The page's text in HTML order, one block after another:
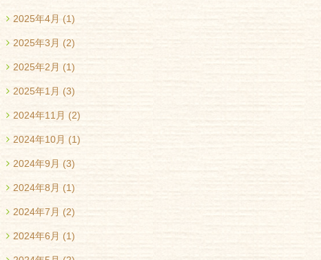
2025年4月 (1)
2025年3月 (2)
2025年2月 (1)
2025年1月 (3)
2024年11月 (2)
2024年10月 (1)
2024年9月 (3)
2024年8月 (1)
2024年7月 (2)
2024年6月 (1)